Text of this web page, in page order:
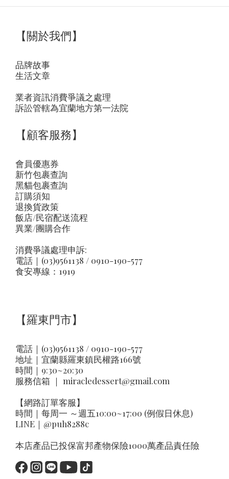
【關於我們】
品牌故事
生活文章
業者資訊消費爭議之處理
訴訟管轄為宜蘭地方第一法院
【顧客服務】
會員優惠券
新竹包裹查詢
黑貓包裹查詢
訂購須知
退換貨政策
飯店/民宿配送流程
異業/團購合作
消費爭議處理申訴:
電話｜(03)9561138 / 0910-190-577
食安專線：1919
【羅東門市】
電話｜(03)9561138 / 0910-190-577
地址｜ 宜蘭縣羅東鎮民權路166號
時間｜9:30~20:30
服務信箱 ｜ miracledessert@gmail.com
【網路訂單客服】
時間｜每周一 ～週五10:00~17:00 (例假日休息)
LINE｜ @puh8288c
本店產品已投保富邦產物保險1000萬產品責任險